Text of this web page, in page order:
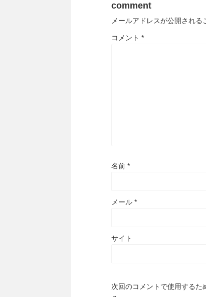
comment
メールアドレスが公開される
コメント *
名前 *
メール *
サイト
次回のコメントで使用する